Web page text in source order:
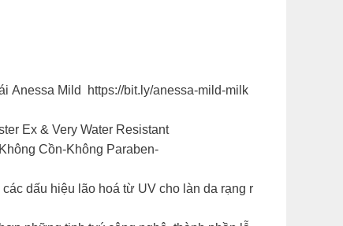
Anessa Mild https://bit.ly/anessa-mild-milk
Ex & Very Water Resistant
Cồn-Không Paraben-
dấu hiệu lão hoá từ UV cho làn da rạng r